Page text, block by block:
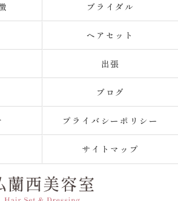
ブライダル
ヘアセット
出張
ブログ
プライバシーポリシー
サイトマップ